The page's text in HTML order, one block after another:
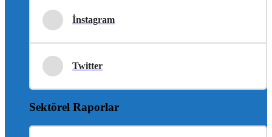
İnstagram
Twitter
Sektörel Raporlar